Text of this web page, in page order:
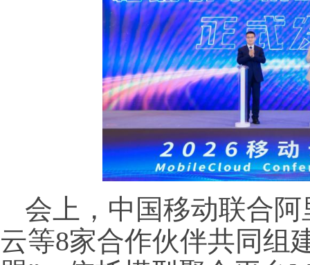
会上，中国移动联合
云等8家合作伙伴共同组